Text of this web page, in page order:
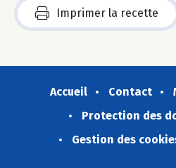
Imprimer la recette
Accueil Contact
Protection des
Gestion des